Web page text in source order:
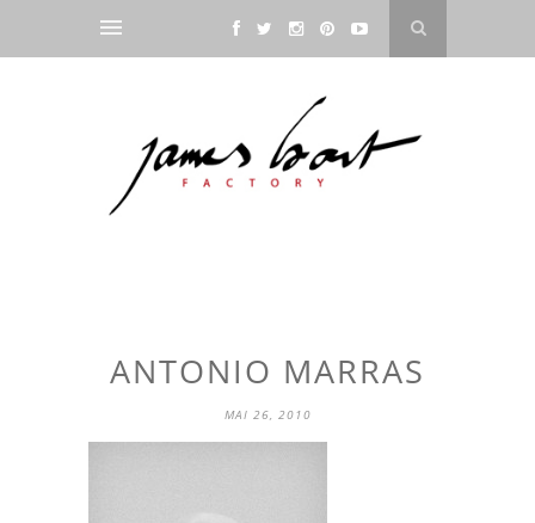
ANTONIO MARRAS
MAI 26, 2010